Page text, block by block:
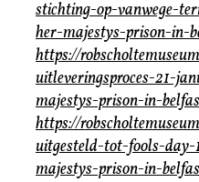
stichting-op-vanwege-
her-majestys-prison-in-
https://
uitleveringsproces-21-
majestys-prison-in-
https://
uitgesteld-tot-fools-
majestys-prison-in-